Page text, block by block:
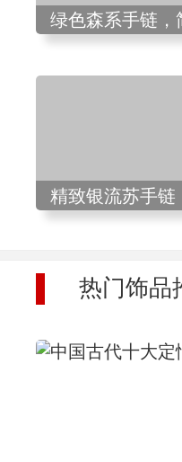
绿色森系手链，
精致银流苏手链
热门饰品